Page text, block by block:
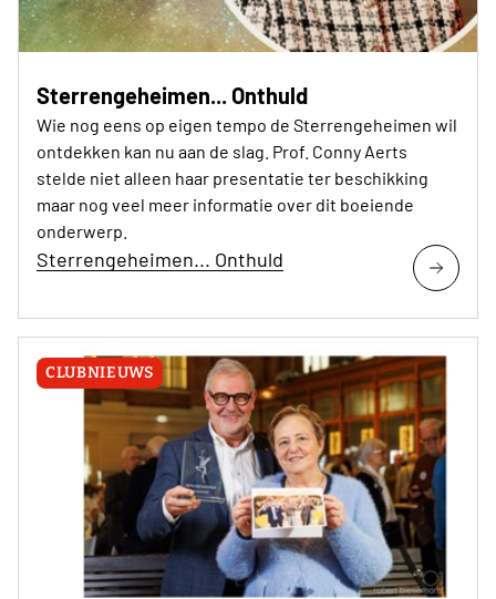
Sterrengeheimen... Onthuld
Wie nog eens op eigen tempo de Sterrengeheimen wil
ontdekken kan nu aan de slag. Prof. Conny Aerts
stelde niet alleen haar presentatie ter beschikking
maar nog veel meer informatie over dit boeiende
onderwerp.
Sterrengeheimen... Onthuld
CLUBNIEUWS